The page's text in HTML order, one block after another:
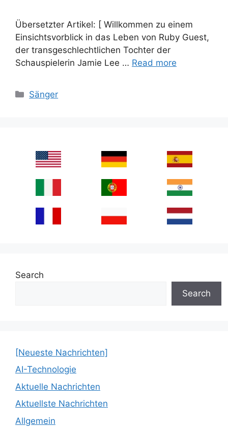
Übersetzter Artikel: [ Willkommen zu einem
Einsichtsvorblick in das Leben von Ruby Guest,
der transgeschlechtlichen Tochter der
Schauspielerin Jamie Lee … Read more
Categories
Sänger
Search
Search
[Neueste Nachrichten]
AI-Technologie
Aktuelle Nachrichten
Aktuellste Nachrichten
Allgemein